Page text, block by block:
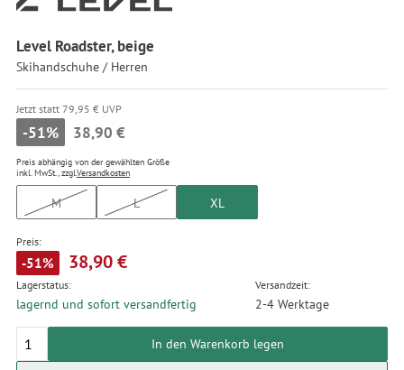
Level Roadster, beige
Skihandschuhe / Herren
Jetzt statt 79,95 € UVP
-51% 38,90 €
Preis abhängig von der gewählten Größe
inkl. MwSt., zzgl.Versandkosten
M L XL
Preis:
-51% 38,90 €
Lagerstatus:
lagernd und sofort versandfertig
Versandzeit:
2-4 Werktage
In den Warenkorb legen